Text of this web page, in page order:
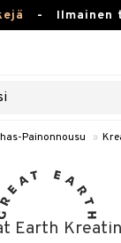
- Ilmainen
Painonnousu »
Earth Kreatin